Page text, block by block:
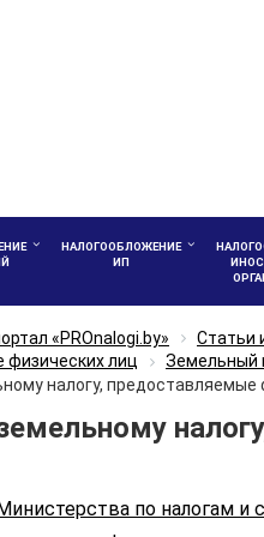
НАЛОГООБЛОЖЕНИЕ
ИП
«PROnalogi.by»
Статьи
физических лиц
Земельный
налогу,
по налогам и